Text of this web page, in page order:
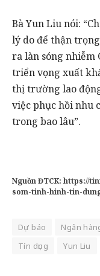
Bà Yun Liu nói:
lý do để thận
ra làn sóng nhiễm
triển vọng xuất
thị trường lao
việc phục hồi nhu
trong bao lâu”.
Nguồn ĐTCK: https://
som-tinh-hinh-tin-
Dự báo Ngân
Tín dụng
Yun Liu